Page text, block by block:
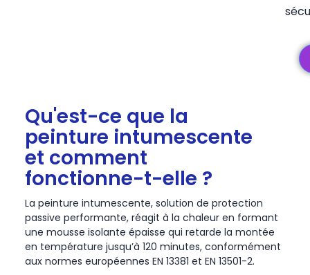
Qu'est-ce que la
peinture intumescente
et comment
fonctionne-t-elle ?
La peinture intumescente, solution de protection
passive performante, réagit à la chaleur en formant
une mousse isolante épaisse qui retarde la montée
en température jusqu’à 120 minutes, conformément
aux normes européennes EN 13381 et EN 13501-2.